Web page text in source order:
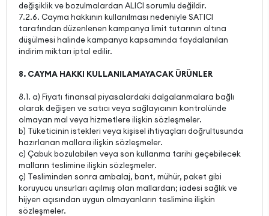
değişiklik ve bozulmalardan ALICI sorumlu değildir.
7.2.6. Cayma hakkının kullanılması nedeniyle SATICI
tarafından düzenlenen kampanya limit tutarının altına
düşülmesi halinde kampanya kapsamında faydalanılan
indirim miktarı iptal edilir.
8. CAYMA HAKKI KULLANILAMAYACAK ÜRÜNLER
8.1. a) Fiyatı finansal piyasalardaki dalgalanmalara bağlı
olarak değişen ve satıcı veya sağlayıcının kontrolünde
olmayan mal veya hizmetlere ilişkin sözleşmeler.
b) Tüketicinin istekleri veya kişisel ihtiyaçları doğrultusunda
hazırlanan mallara ilişkin sözleşmeler.
c) Çabuk bozulabilen veya son kullanma tarihi geçebilecek
malların teslimine ilişkin sözleşmeler.
ç) Tesliminden sonra ambalaj, bant, mühür, paket gibi
koruyucu unsurları açılmış olan mallardan; iadesi sağlık ve
hijyen açısından uygun olmayanların teslimine ilişkin
sözleşmeler.